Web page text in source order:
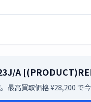
A
最高買取価格 ¥28,200 で今